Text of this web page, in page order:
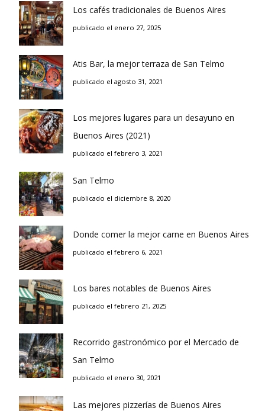
Los cafés tradicionales de Buenos Aires
publicado el enero 27, 2025
Atis Bar, la mejor terraza de San Telmo
publicado el agosto 31, 2021
Los mejores lugares para un desayuno en
Buenos Aires (2021)
publicado el febrero 3, 2021
San Telmo
publicado el diciembre 8, 2020
Donde comer la mejor carne en Buenos Aires
publicado el febrero 6, 2021
Los bares notables de Buenos Aires
publicado el febrero 21, 2025
Recorrido gastronómico por el Mercado de
San Telmo
publicado el enero 30, 2021
Las mejores pizzerías de Buenos Aires